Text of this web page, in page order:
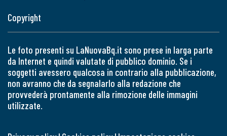
Copyright
Le foto presenti su LaNuovaBq.it sono prese in larga parte
da Internet e quindi valutate di pubblico dominio. Se i
soggetti avessero qualcosa in contrario alla pubblicazione,
non avranno che da segnalarlo alla redazione che
provvederà prontamente alla rimozione delle immagini
utilizzate.